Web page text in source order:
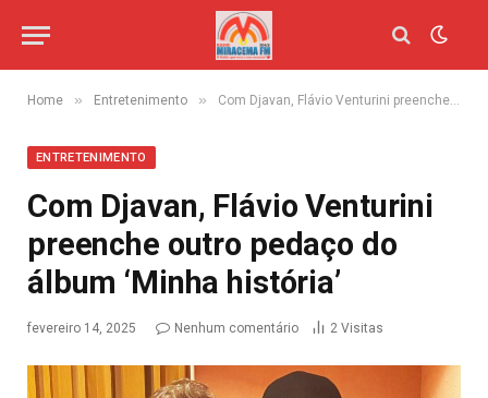
Home » Entretenimento » Com Djavan, Flávio Venturini preenche outro pedaço do álbum ‘Minha história’
ENTRETENIMENTO
Com Djavan, Flávio Venturini
preenche outro pedaço do
álbum ‘Minha história’
fevereiro 14, 2025 Nenhum comentário 2 Visitas